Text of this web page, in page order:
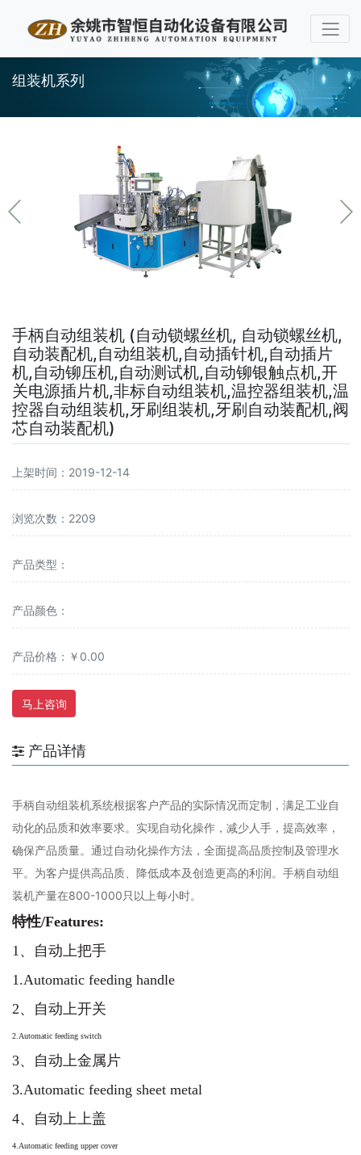
组装机系列
手柄自动组装机 (自动锁螺丝机, 自动锁螺丝机,
自动装配机,自动组装机,自动插针机,自动插片
机,自动铆压机,自动测试机,自动铆银触点机,开
关电源插片机,非标自动组装机,温控器组装机,温
控器自动组装机,牙刷组装机,牙刷自动装配机,阀
芯自动装配机)
上架时间：2019-12-14
浏览次数：2209
产品类型：
产品颜色：
产品价格：￥0.00
马上咨询
产品详情
手柄自动组装机系统根据客户产品的实际情况而定制，满足工业自
动化的品质和效率要求。实现自动化操作，减少人手，提高效率，
确保产品质量。通过自动化操作方法，全面提高品质控制及管理水
平。为客户提供高品质、降低成本及创造更高的利润。手柄自动组
装机产量在800-1000只以上每小时。
特性/Features:
1、自动上把手
1.Automatic feeding handle
2、自动上开关
2.Automatic feeding switch
3、自动上金属片
3.Automatic feeding sheet metal
4、自动上上盖
4.Automatic feeding upper cover